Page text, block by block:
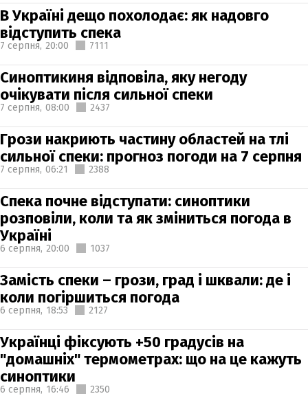
В Україні дещо похолодає: як надовго
відступить спека
7 серпня, 20:00 7111
Синоптикиня відповіла, яку негоду
очікувати після сильної спеки
7 серпня, 08:00 2437
Грози накриють частину областей на тлі
сильної спеки: прогноз погоди на 7 серпня
7 серпня, 06:21 2388
Спека почне відступати: синоптики
розповіли, коли та як зміниться погода в
Україні
6 серпня, 20:00 1037
Замість спеки – грози, град і шквали: де і
коли погіршиться погода
6 серпня, 18:53 2127
Українці фіксують +50 градусів на
"домашніх" термометрах: що на це кажуть
синоптики
6 серпня, 16:46 2350